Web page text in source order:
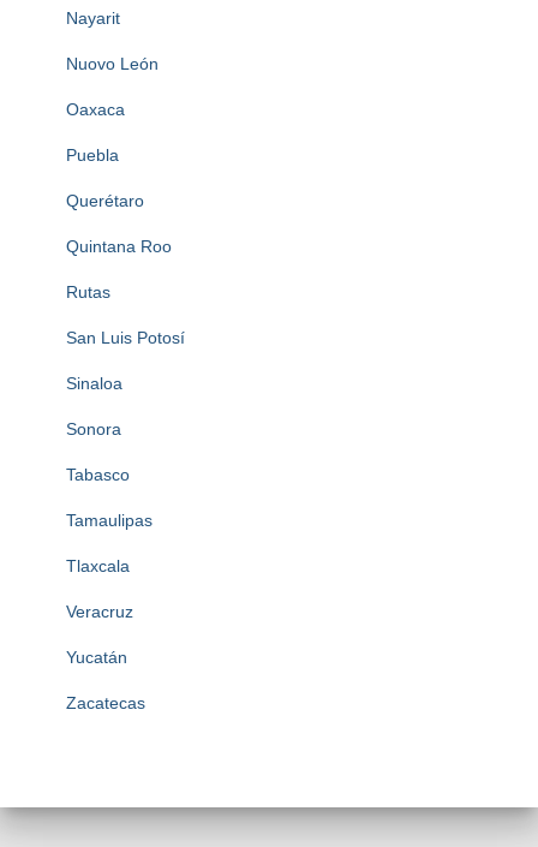
Nayarit
Nuovo León
Oaxaca
Puebla
Querétaro
Quintana Roo
Rutas
San Luis Potosí
Sinaloa
Sonora
Tabasco
Tamaulipas
Tlaxcala
Veracruz
Yucatán
Zacatecas